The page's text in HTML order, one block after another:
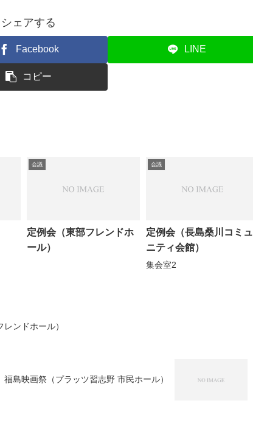
シェアする
Facebook LINE
コピー
会議
定例会（東部フレンドホ
ール）
会議
定例会（長島桑川コミュ
ニティ会館）
集会室2
ンドホール）
福島映画祭（プラッツ習志野 市民ホール）